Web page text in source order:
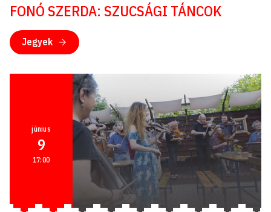
FONÓ SZERDA: SZUCSÁGI TÁNCOK
Jegyek
június
9
17:00